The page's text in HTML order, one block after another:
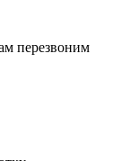
перезвоним